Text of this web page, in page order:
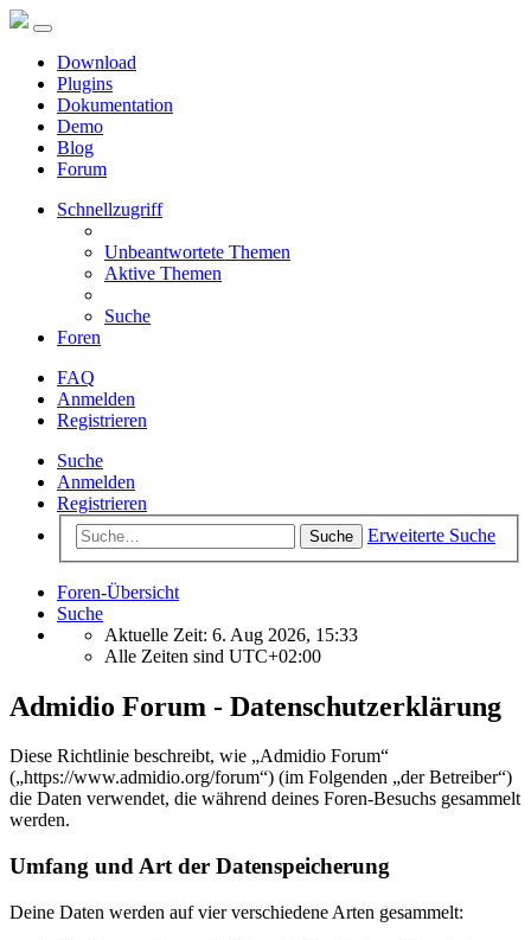
Download
Plugins
Dokumentation
Demo
Blog
Forum
Schnellzugriff
Unbeantwortete Themen
Aktive Themen
Suche
Foren
FAQ
Anmelden
Registrieren
Suche
Anmelden
Registrieren
Suche Erweiterte Suche
Foren-Übersicht
Suche
Aktuelle Zeit: 6. Aug 2026, 15:33
Alle Zeiten sind UTC+02:00
Admidio Forum - Datenschutzerklärung
Diese Richtlinie beschreibt, wie „Admidio Forum“
(„https://www.admidio.org/forum“) (im Folgenden „der Betreiber“)
die Daten verwendet, die während deines Foren-Besuchs gesammelt
werden.
Umfang und Art der Datenspeicherung
Deine Daten werden auf vier verschiedene Arten gesammelt: